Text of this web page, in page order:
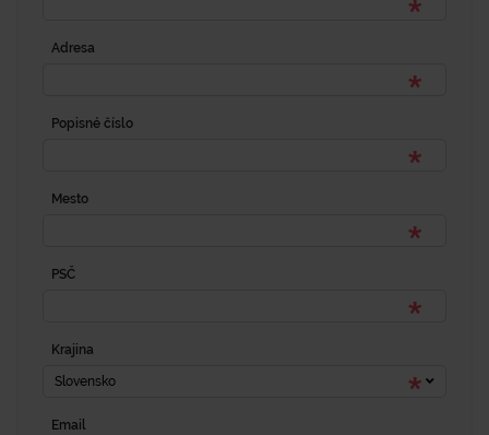
Adresa
Popisné číslo
Mesto
PSČ
Krajina
Slovensko
Email